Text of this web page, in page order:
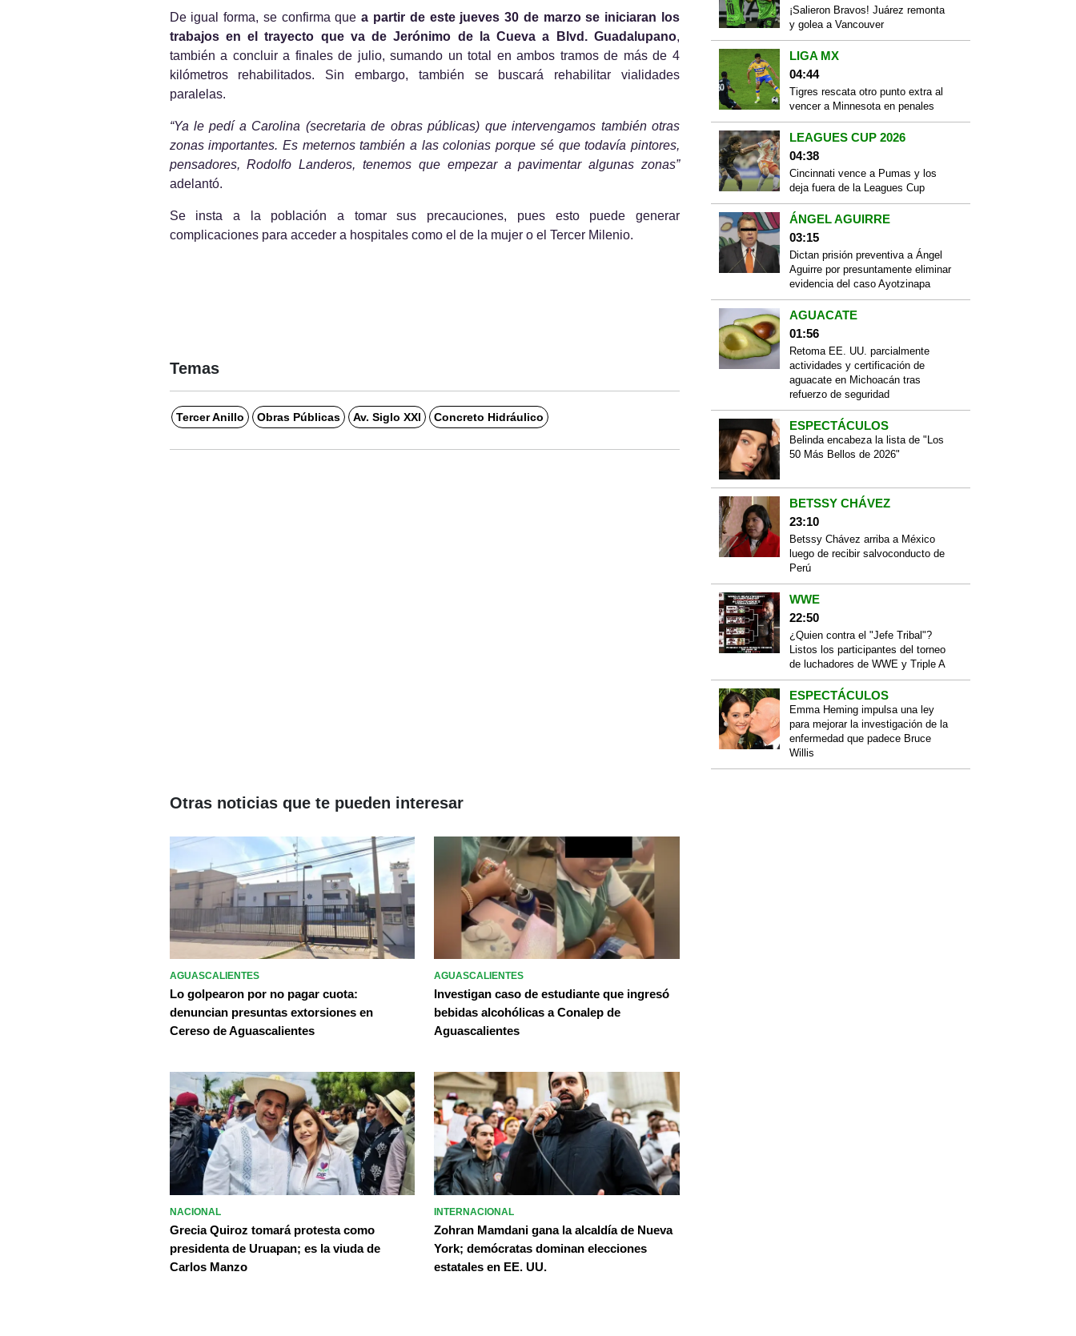
De igual forma, se confirma que a partir de este jueves 30 de marzo se iniciaran los
trabajos en el trayecto que va de Jerónimo de la Cueva a Blvd. Guadalupano,
también a concluir a finales de julio, sumando un total en ambos tramos de más de 4
kilómetros rehabilitados. Sin embargo, también se buscará rehabilitar vialidades
paralelas.
“Ya le pedí a Carolina (secretaria de obras públicas) que intervengamos también otras
zonas importantes. Es meternos también a las colonias porque sé que todavía pintores,
pensadores, Rodolfo Landeros, tenemos que empezar a pavimentar algunas zonas”
adelantó.
Se insta a la población a tomar sus precauciones, pues esto puede generar
complicaciones para acceder a hospitales como el de la mujer o el Tercer Milenio.
Temas
Tercer Anillo Obras Públicas Av. Siglo XXl Concreto Hidráulico
¡Salieron Bravos! Juárez remonta
y golea a Vancouver
LIGA MX
04:44
Tigres rescata otro punto extra al
vencer a Minnesota en penales
LEAGUES CUP 2026
04:38
Cincinnati vence a Pumas y los
deja fuera de la Leagues Cup
ÁNGEL AGUIRRE
03:15
Dictan prisión preventiva a Ángel
Aguirre por presuntamente eliminar
evidencia del caso Ayotzinapa
AGUACATE
01:56
Retoma EE. UU. parcialmente
actividades y certificación de
aguacate en Michoacán tras
refuerzo de seguridad
ESPECTÁCULOS
Belinda encabeza la lista de "Los
50 Más Bellos de 2026"
BETSSY CHÁVEZ
23:10
Betssy Chávez arriba a México
luego de recibir salvoconducto de
Perú
WWE
22:50
¿Quien contra el "Jefe Tribal"?
Listos los participantes del torneo
de luchadores de WWE y Triple A
ESPECTÁCULOS
Emma Heming impulsa una ley
para mejorar la investigación de la
enfermedad que padece Bruce
Willis
Otras noticias que te pueden interesar
AGUASCALIENTES
Lo golpearon por no pagar cuota:
denuncian presuntas extorsiones en
Cereso de Aguascalientes
AGUASCALIENTES
Investigan caso de estudiante que ingresó
bebidas alcohólicas a Conalep de
Aguascalientes
NACIONAL
Grecia Quiroz tomará protesta como
presidenta de Uruapan; es la viuda de
Carlos Manzo
INTERNACIONAL
Zohran Mamdani gana la alcaldía de Nueva
York; demócratas dominan elecciones
estatales en EE. UU.